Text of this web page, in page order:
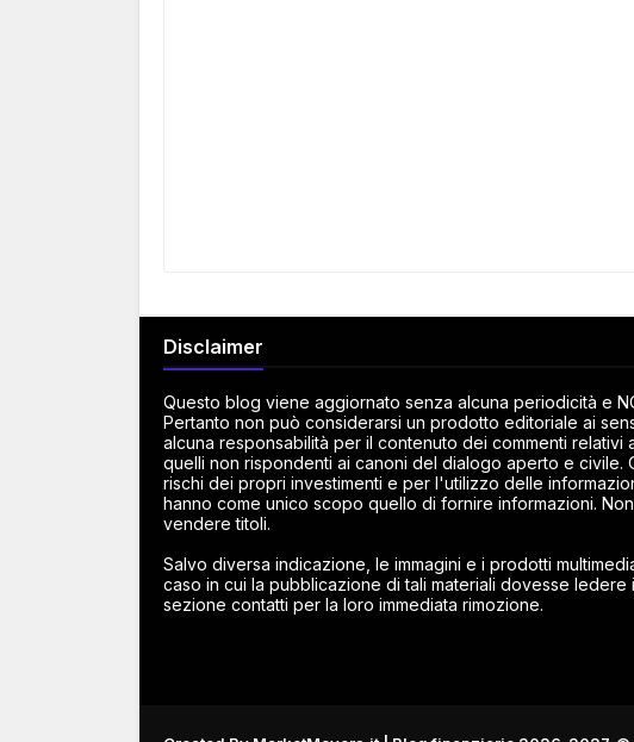
Disclaimer
Questo blog viene aggiornato senza alcuna periodicità e
Pertanto non può considerarsi un prodotto editoriale ai
alcuna responsabilità per il contenuto dei commenti relativi
quelli non rispondenti ai canoni del dialogo aperto e
rischi dei propri investimenti e per l'utilizzo delle
hanno come unico scopo quello di fornire informazioni.
vendere titoli.
Salvo diversa indicazione, le immagini e i prodotti
caso in cui la pubblicazione di tali materiali dovesse
sezione contatti per la loro immediata rimozione.